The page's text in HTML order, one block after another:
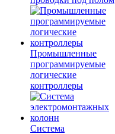
Промышленные
программируемые
логические
контроллеры
Система